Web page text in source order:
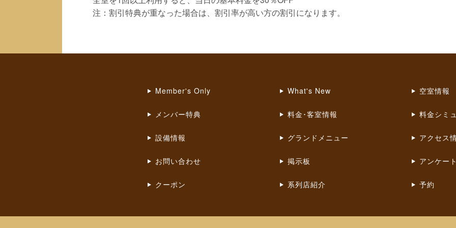
注：割引特典が重なった場合は、割引率が高い方の割引になります。
Member's Only What's New 空室情報
メンバー特典 料金･客室情報 料金シミ
設備情報 グランドメニュー アクセス
お問い合わせ 掲示板 アンケート
クーポン 系列店紹介 予約